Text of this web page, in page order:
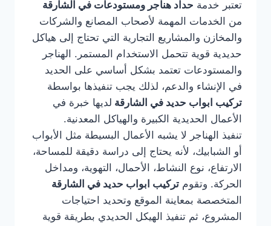
تعتبر خدمة حداد هناجر ومستودعات في الشارقة
من الخدمات المهمة لأصحاب المصانع والشركات
والمخازن والمشاريع التجارية التي تحتاج إلى هياكل
حديدية قوية تتحمل الاستخدام المستمر. الهناجر
والمستودعات تعتمد بشكل أساسي على الحديد
في الإنشاء والدعم، لذلك يجب تنفيذها بواسطة
تركيب ابواب حديد في الشارقة لديها خبرة في
الأعمال الحديدية الكبيرة والهياكل المعدنية.
تنفيذ الهناجر لا يشبه الأعمال البسيطة مثل الأبواب
أو الشبابيك، لأنه يحتاج إلى دراسة دقيقة للمساحة،
الارتفاع، نوع النشاط، الأحمال، التهوية، ومداخل
الحركة. وتقوم تركيب ابواب حديد في الشارقة
المتخصصة بمعاينة الموقع وتحديد احتياجات
المشروع، ثم تنفيذ الهيكل الحديدي بطريقة قوية